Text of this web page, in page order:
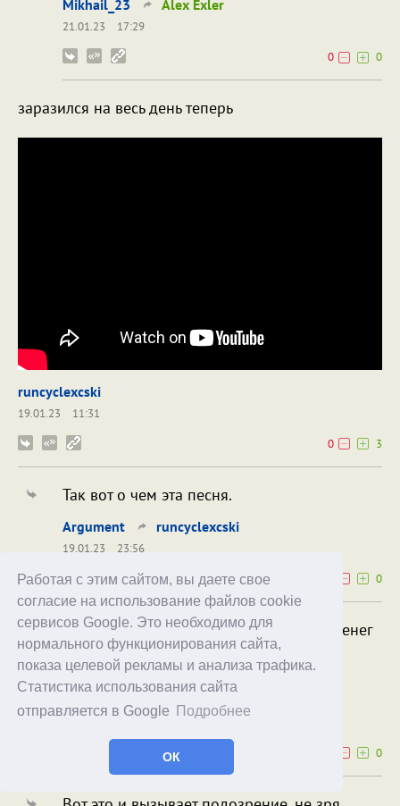
Работая с этим сайтом, вы даете свое
согласие на использование файлов cookie
сервисов Google. Это необходимо для
нормального функционирования сайта,
показа целевой рекламы и анализа трафика.
Статистика использования сайта
отправляется в Google
Подробнее
ОК
Mikhail_23 Alex Exler
21.01.23
17:29
0
0
заразился на весь день теперь
runcyclexcski
19.01.23
11:31
0
3
Так вот о чем эта песня.
Argument runcyclexcski
19.01.23
23:56
0
Computeruniverse за Ryzen 7 7700X меньше денег
просит чем за 7700. Странно.
www.computeruniverse.net
19.01.23
0